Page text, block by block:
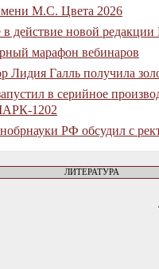
М.С. Цвета 2026
действие новой
марафон вебинаров
Лидия Галль получила
в серийное
1202
РФ обсудил с
ЛИТЕРАТУРА